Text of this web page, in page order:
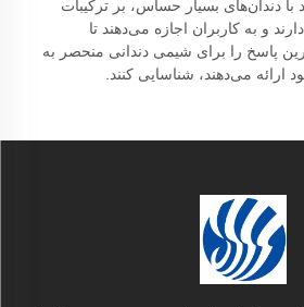
با دندان‌های بسیار حساس، بر ترکیبات
و به کاربران اجازه می‌دهند تا
پاسخ را برای شیمی دندانی منحصر به
می‌دهند، شناسایی کنند.